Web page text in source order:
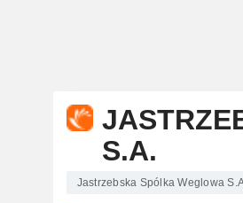
S.A.
Jastrzebska Spólka Weglowa